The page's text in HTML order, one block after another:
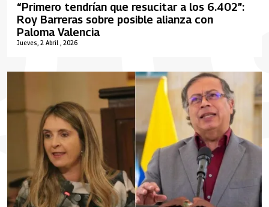
Jueves, 2 Abril , 2026
“Primero tendrían que resucitar a los 6.402”:
Roy Barreras sobre posible alianza con
Paloma Valencia